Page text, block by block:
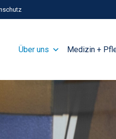
Über uns Medizin +